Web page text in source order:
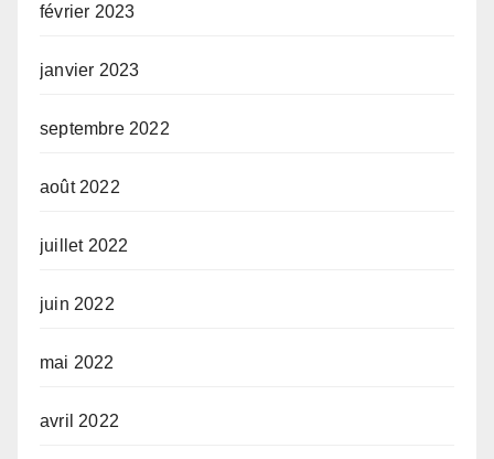
février 2023
janvier 2023
septembre 2022
août 2022
juillet 2022
juin 2022
mai 2022
avril 2022